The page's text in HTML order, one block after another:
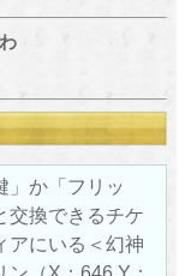
」か「フリッ
交換できるチケ
アにいる＜幻神